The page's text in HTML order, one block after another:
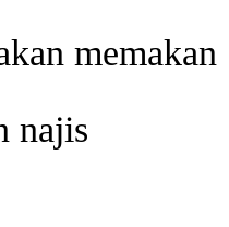
memakan
najis